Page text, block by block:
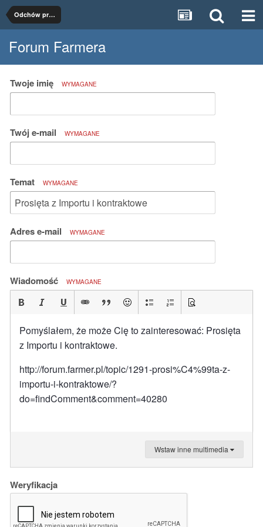
Odchów prosiąt
Forum Farmera
Twoje imię WYMAGANE
Twój e-mail WYMAGANE
Temat WYMAGANE
Adres e-mail WYMAGANE
Wiadomość WYMAGANE
Pomyślałem, że może Cię to zainteresować: Prosięta
z Importu i kontraktowe.
http://forum.farmer.pl/topic/1291-prosi%C4%99ta-z-
importu-i-kontraktowe/?
do=findComment&comment=40280
Wstaw inne multimedia
Weryfikacja